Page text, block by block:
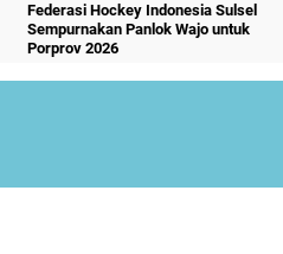
Federasi Hockey Indonesia Sulsel
Sempurnakan Panlok Wajo untuk
Porprov 2026